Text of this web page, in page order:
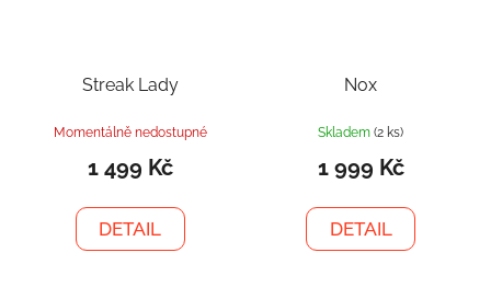
Streak Lady
Momentálně nedostupné
1 499 Kč
DETAIL
Nox
Skladem (2 ks)
1 999 Kč
DETAIL